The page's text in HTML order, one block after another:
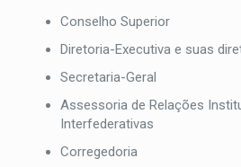
Conselho Superior
Diretoria-Executiva e suas
Secretaria-Geral
Assessoria de Relações
Interfederativas
Corregedoria